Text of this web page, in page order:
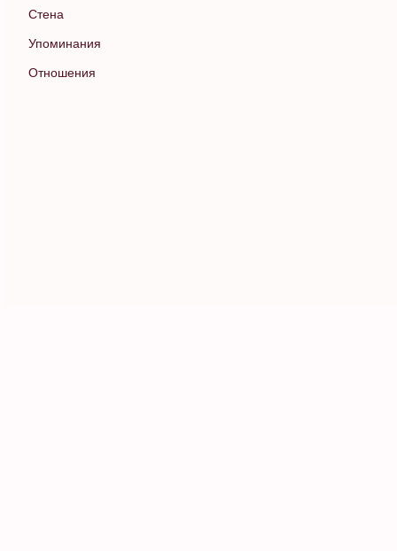
Стена
Упоминания
Отношения